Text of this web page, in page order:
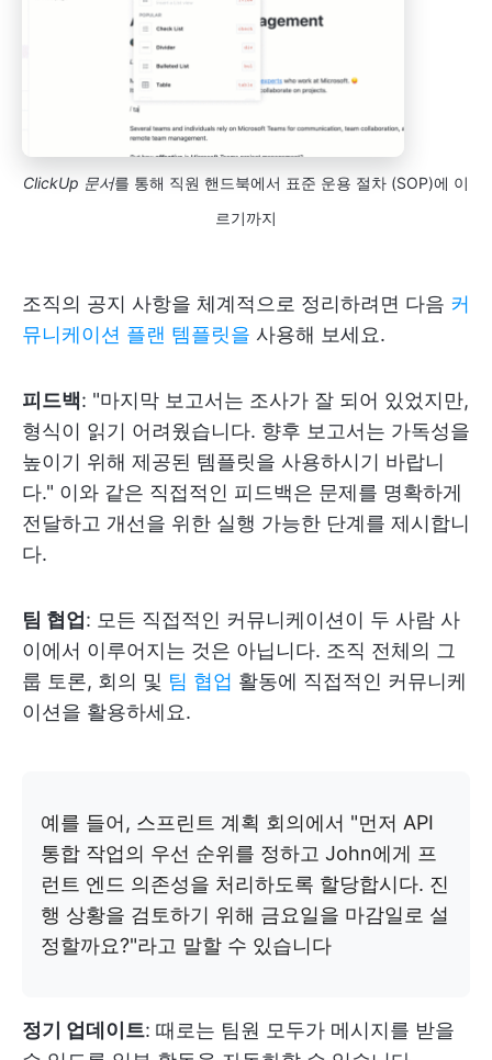
ClickUp 문서를 통해 직원 핸드북에서 표준 운용 절차 (SOP)에 이
르기까지
조직의 공지 사항을 체계적으로 정리하려면 다음 커
뮤니케이션 플랜 템플릿을 사용해 보세요.
피드백: "마지막 보고서는 조사가 잘 되어 있었지만,
형식이 읽기 어려웠습니다. 향후 보고서는 가독성을
높이기 위해 제공된 템플릿을 사용하시기 바랍니
다." 이와 같은 직접적인 피드백은 문제를 명확하게
전달하고 개선을 위한 실행 가능한 단계를 제시합니
다.
팀 협업 : 모든 직접적인 커뮤니케이션이 두 사람 사
이에서 이루어지는 것은 아닙니다. 조직 전체의 그
룹 토론, 회의 및 팀 협업 활동에 직접적인 커뮤니케
이션을 활용하세요.
예를 들어, 스프린트 계획 회의에서 "먼저 API
통합 작업의 우선 순위를 정하고 John에게 프
런트 엔드 의존성을 처리하도록 할당합시다. 진
행 상황을 검토하기 위해 금요일을 마감일로 설
정할까요?"라고 말할 수 있습니다
정기 업데이트: 때로는 팀원 모두가 메시지를 받을